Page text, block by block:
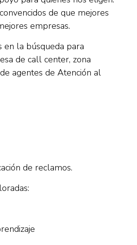
de que mejores
empresas.
en la búsqueda para
de call center, zona
agentes de Atención al
de reclamos.